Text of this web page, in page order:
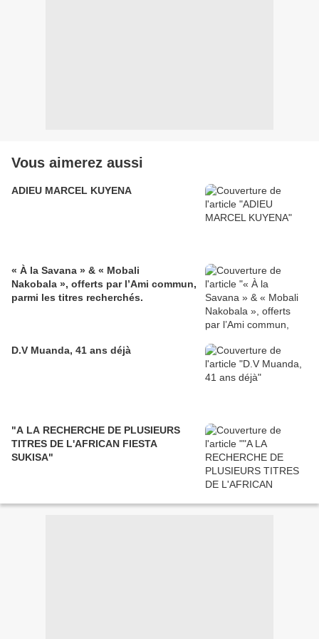
Vous aimerez aussi
ADIEU MARCEL KUYENA
« À la Savana » & « Mobali
Nakobala », offerts par l’Ami commun,
parmi les titres recherchés.
D.V Muanda, 41 ans déjà
"A LA RECHERCHE DE PLUSIEURS
TITRES DE L'AFRICAN FIESTA
SUKISA"